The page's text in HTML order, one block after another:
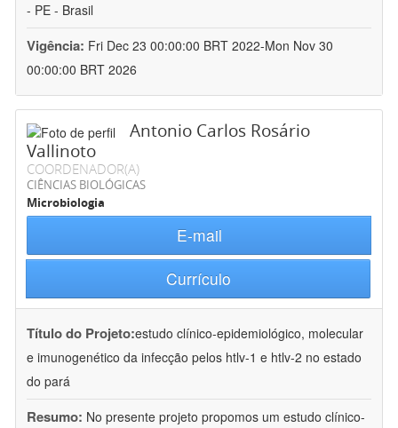
- PE - Brasil
Vigência: Fri Dec 23 00:00:00 BRT 2022-Mon Nov 30
00:00:00 BRT 2026
Antonio Carlos Rosário
Vallinoto
COORDENADOR(A)
CIÊNCIAS BIOLÓGICAS
Microbiologia
E-mail
Currículo
Título do Projeto:estudo clínico-epidemiológico, molecular
e imunogenético da infecção pelos htlv-1 e htlv-2 no estado
do pará
Resumo: No presente projeto propomos um estudo clínico-